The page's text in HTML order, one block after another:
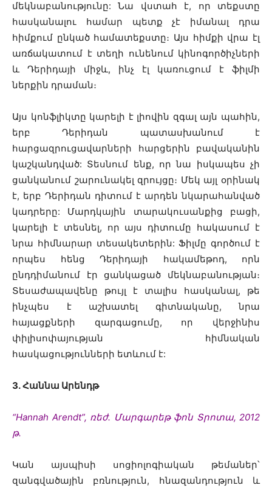
մեկնաբանությունը: Նա վստահ է, որ տեքստը
հասկանալու համար պետք չէ իմանալ դրա
հիմքում ընկած համատեքստը։ Այս հիմքի վրա էլ
առճակատում է տեղի ունենում կինոգործիչների
և Դերիդայի միջև, ինչ էլ կառուցում է ֆիլմի
ներքին դրաման։
Այս կոնֆլիկտը կարելի է լիովին զգալ այն պահին,
երբ Դերիդան պատասխանում է
հարցազրուցավարների հարցերին բավականին
կաշկանդված: Տեսնում ենք, որ նա իսկապես չի
ցանկանում շարունակել զրույցը։ Մեկ այլ օրինակ
է, երբ Դերիդան դիտում է արդեն նկարահանված
կադրերը: Մարդկային տարակուսանքից բացի,
կարելի է տեսնել, որ այս դիտումը հակասում է
նրա հիմնարար տեսակետերին: Ֆիլմը գործում է
որպես հենց Դերիդայի հակամեթոդ, որն
ընդդիմանում էր ցանկացած մեկնաբանության։
Տեսաժապավենը թույլ է տալիս հասկանալ, թե
ինչպես է աշխատել գիտնականը, նրա
հայացքների զարգացումը, որ վերջինիս
փիլիսոփայության հիմնական
հասկացությունների ետևում է:
3․ Հաննա Արենդթ
“Hannah Arendt”, ռեժ. Մարգարեթ ֆոն Տրոտա, 2012
թ․
Կան այսպիսի սոցիոլոգիական թեմաներ՝
զանգվածային բռնություն, հնազանդություն և